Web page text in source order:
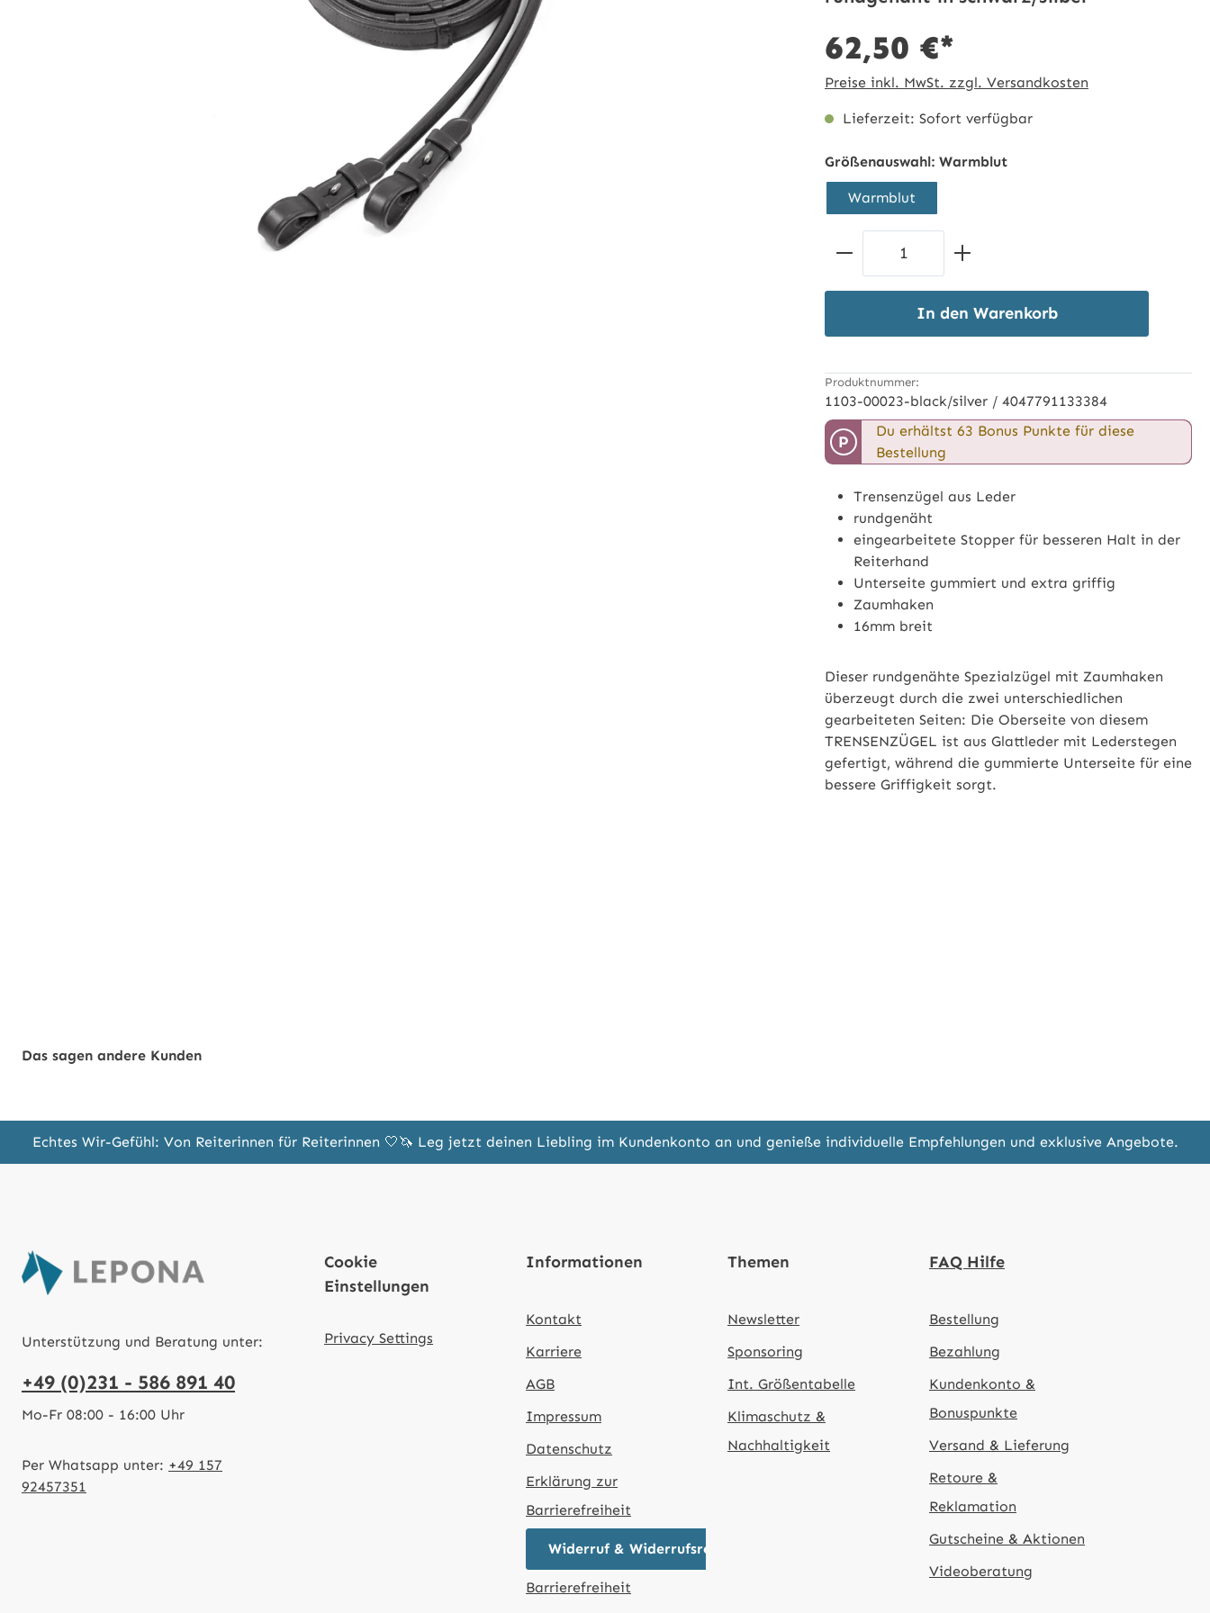
62,50 €*
Preise inkl. MwSt. zzgl. Versandkosten
Lieferzeit: Sofort verfügbar
Größenauswahl: Warmblut
Warmblut
Produkt Anzahl: Gib den
In den Warenkorb
Produktnummer:
1103-00023-black/silver / 4047791133384
P
Du erhältst 63 Bonus Punkte für diese
Bestellung
Trensenzügel aus Leder
rundgenäht
eingearbeitete Stopper für besseren Halt in der
Reiterhand
Unterseite gummiert und extra griffig
Zaumhaken
16mm breit
Dieser rundgenähte Spezialzügel mit Zaumhaken
überzeugt durch die zwei unterschiedlichen
gearbeiteten Seiten: Die Oberseite von diesem
TRENSENZÜGEL ist aus Glattleder mit Lederstegen
gefertigt, während die gummierte Unterseite für eine
bessere Griffigkeit sorgt.
Das sagen andere Kunden
Echtes Wir-Gefühl: Von Reiterinnen für Reiterinnen 🤍🦄 Leg jetzt deinen Liebling im Kundenkonto an und genieße individuelle Empfehlungen und exklusive Angebote.
Unterstützung und Beratung unter:
+49 (0)231 - 586 891 40
Mo-Fr 08:00 - 16:00 Uhr
Per Whatsapp unter: +49 157
92457351
Cookie
Einstellungen
Privacy Settings
Informationen
Kontakt
Karriere
AGB
Impressum
Datenschutz
Erklärung zur
Barrierefreiheit
Widerruf & Widerrufsrecht
Barrierefreiheit
Themen
Newsletter
Sponsoring
Int. Größentabelle
Klimaschutz &
Nachhaltigkeit
FAQ Hilfe
Bestellung
Bezahlung
Kundenkonto &
Bonuspunkte
Versand & Lieferung
Retoure &
Reklamation
Gutscheine & Aktionen
Videoberatung